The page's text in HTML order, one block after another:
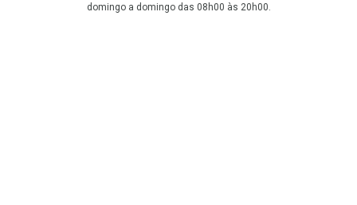
domingo a domingo das 08h00 às 20h00.